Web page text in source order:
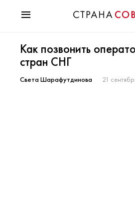
Мода
Звезды
Гороскопы
Как позвонить
стран СНГ
Света Шарафутдинова 21